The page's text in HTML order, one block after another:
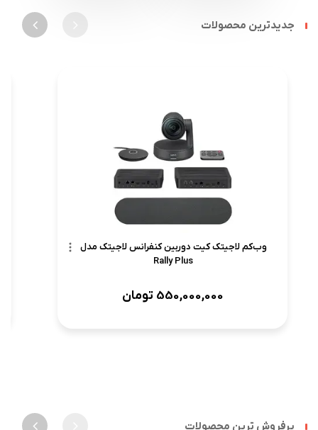
جدیدترین محصولات
وب‌کم لاجیتک کیت دوربین کنفرانس لاجیتک مدل
Rally Plus
550,000,000 تومان
پرفروش ترین محصولات